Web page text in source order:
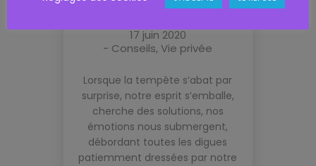
17 juin 2020
- Conseils,Vie privée
Lorsque la tempête s’abat par
surprise, notre esprit s’emballe,
cherche des solutions, nos
émotions nous submergent,
débordant toutes les digues
patiemment dressées par notre